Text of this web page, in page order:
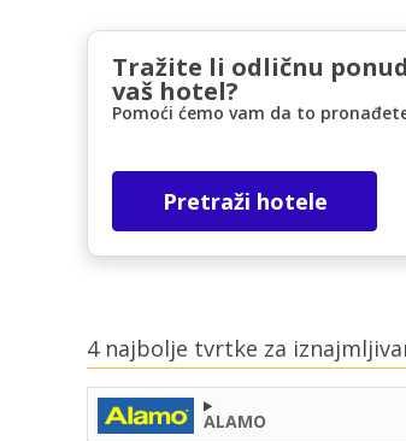
Tražite li odličnu
vaš hotel?
Pomoći ćemo vam da to
Pretraži hotele
4 najbolje tvrtke za
ALAMO